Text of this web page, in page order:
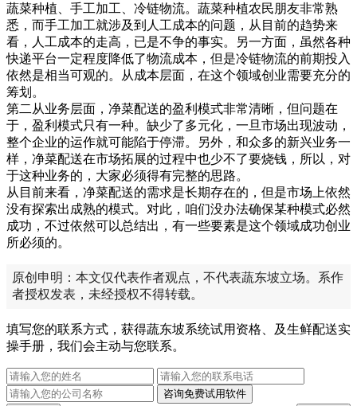
蔬菜种植、手工加工、冷链物流。蔬菜种植农民朋友非常熟
悉，而手工加工就涉及到人工成本的问题，从目前的趋势来
看，人工成本的走高，已是不争的事实。另一方面，虽然各种
快递平台一定程度降低了物流成本，但是冷链物流的前期投入
依然是相当可观的。从成本层面，在这个领域创业需要充分的
筹划。
第二从业务层面，净菜配送的盈利模式非常清晰，但问题在
于，盈利模式只有一种。缺少了多元化，一旦市场出现波动，
整个企业的运作就可能陷于停滞。另外，和众多的新兴业务一
样，净菜配送在市场拓展的过程中也少不了要烧钱，所以，对
于这种业务的，大家必须得有完整的思路。
从目前来看，净菜配送的需求是长期存在的，但是市场上依然
没有探索出成熟的模式。对此，咱们没办法确保某种模式必然
成功，不过依然可以总结出，有一些要素是这个领域成功创业
所必须的。
原创申明：本文仅代表作者观点，不代表蔬东坡立场。系作
者授权发表，未经授权不得转载。
填写您的联系方式，获得蔬东坡系统试用资格、及生鲜配送实
操手册，我们会主动与您联系。
咨询免费试用软件